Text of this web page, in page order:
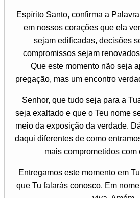
Espírito Santo, confirma a
em nossos corações que ela
sejam edificadas, decisões
compromissos sejam
Que este momento não seja
pregação, mas um encontro
Senhor, que tudo seja para a
seja exaltado e que o Teu nome
meio da exposição da verdade.
daqui diferentes de como
mais comprometidos com
Entregamos este momento em
que Tu falarás conosco. Em